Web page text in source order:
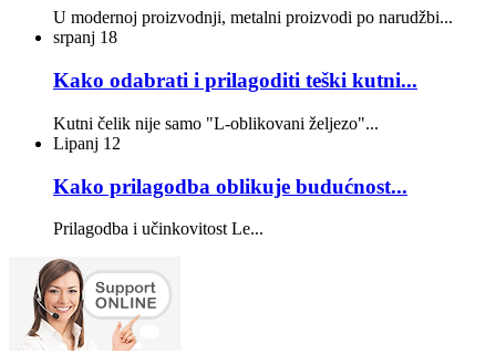
U modernoj proizvodnji, metalni proizvodi po narudžbi...
srpanj 18
Kako odabrati i prilagoditi teški kutni...
Kutni čelik nije samo "L-oblikovani željezo"...
Lipanj 12
Kako prilagodba oblikuje budućnost...
Prilagodba i učinkovitost Le...